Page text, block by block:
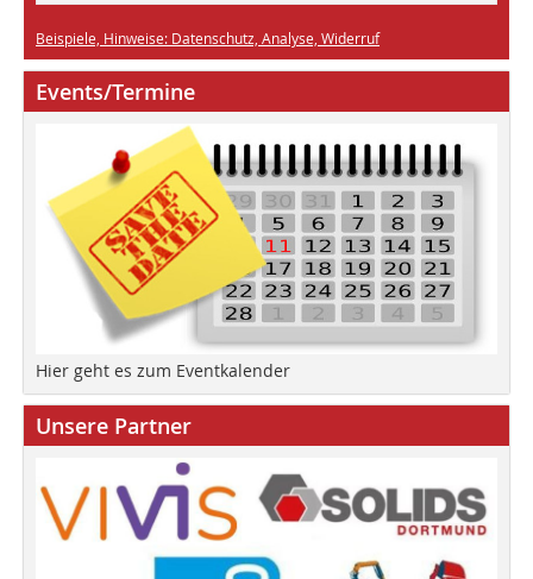
Beispiele, Hinweise: Datenschutz, Analyse, Widerruf
Events/Termine
Hier geht es zum Eventkalender
Unsere Partner